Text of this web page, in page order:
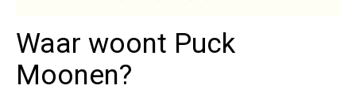
Waar woont Puck
Moonen?